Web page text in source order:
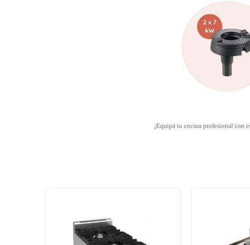
¡Equipá tu cocina profesional con